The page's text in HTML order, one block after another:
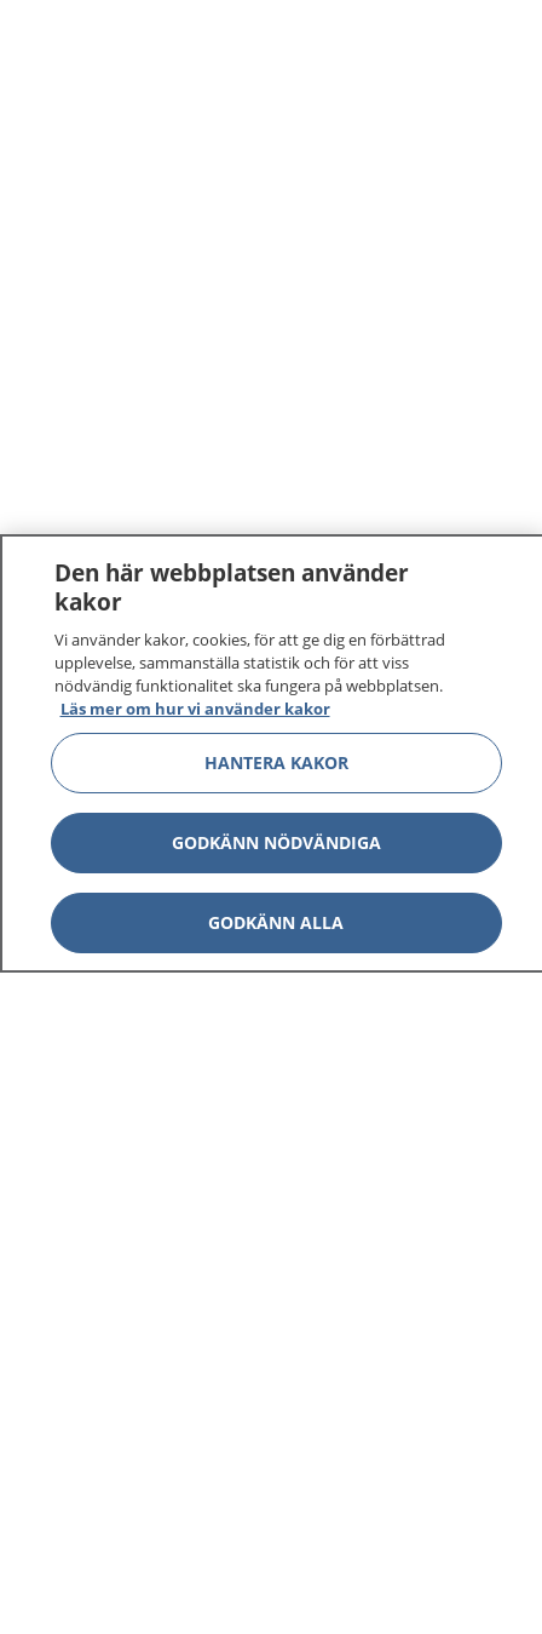
Den här webbplatsen använder
kakor
Vi använder kakor, cookies, för att ge dig en förbättrad
upplevelse, sammanställa statistik och för att viss
nödvändig funktionalitet ska fungera på webbplatsen.
Läs mer om hur vi använder kakor
HANTERA KAKOR
GODKÄNN NÖDVÄNDIGA
GODKÄNN ALLA